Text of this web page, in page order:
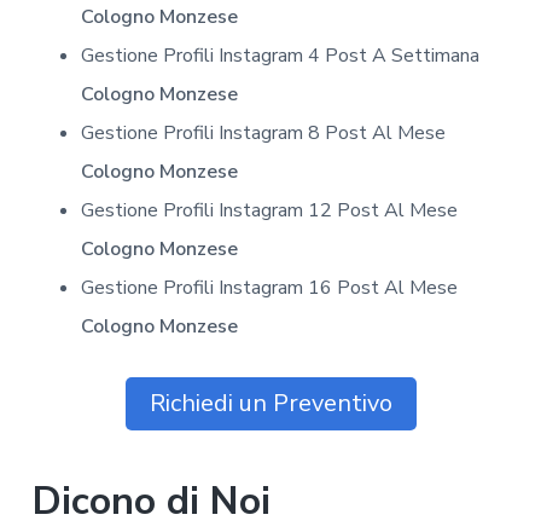
Cologno Monzese
Gestione Profili Instagram 4 Post A Settimana
Cologno Monzese
Gestione Profili Instagram 8 Post Al Mese
Cologno Monzese
Gestione Profili Instagram 12 Post Al Mese
Cologno Monzese
Gestione Profili Instagram 16 Post Al Mese
Cologno Monzese
Richiedi un Preventivo
Dicono di Noi